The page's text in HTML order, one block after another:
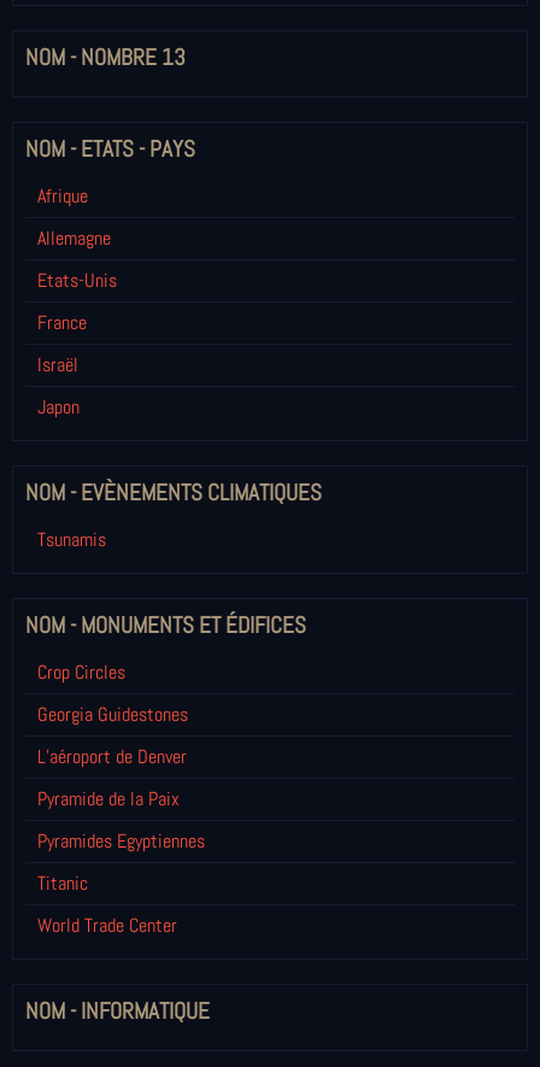
NOM - NOMBRE 13
NOM - ETATS - PAYS
Afrique
Allemagne
Etats-Unis
France
Israël
Japon
NOM - EVÈNEMENTS CLIMATIQUES
Tsunamis
NOM - MONUMENTS ET ÉDIFICES
Crop Circles
Georgia Guidestones
L’aéroport de Denver
Pyramide de la Paix
Pyramides Egyptiennes
Titanic
World Trade Center
NOM - INFORMATIQUE